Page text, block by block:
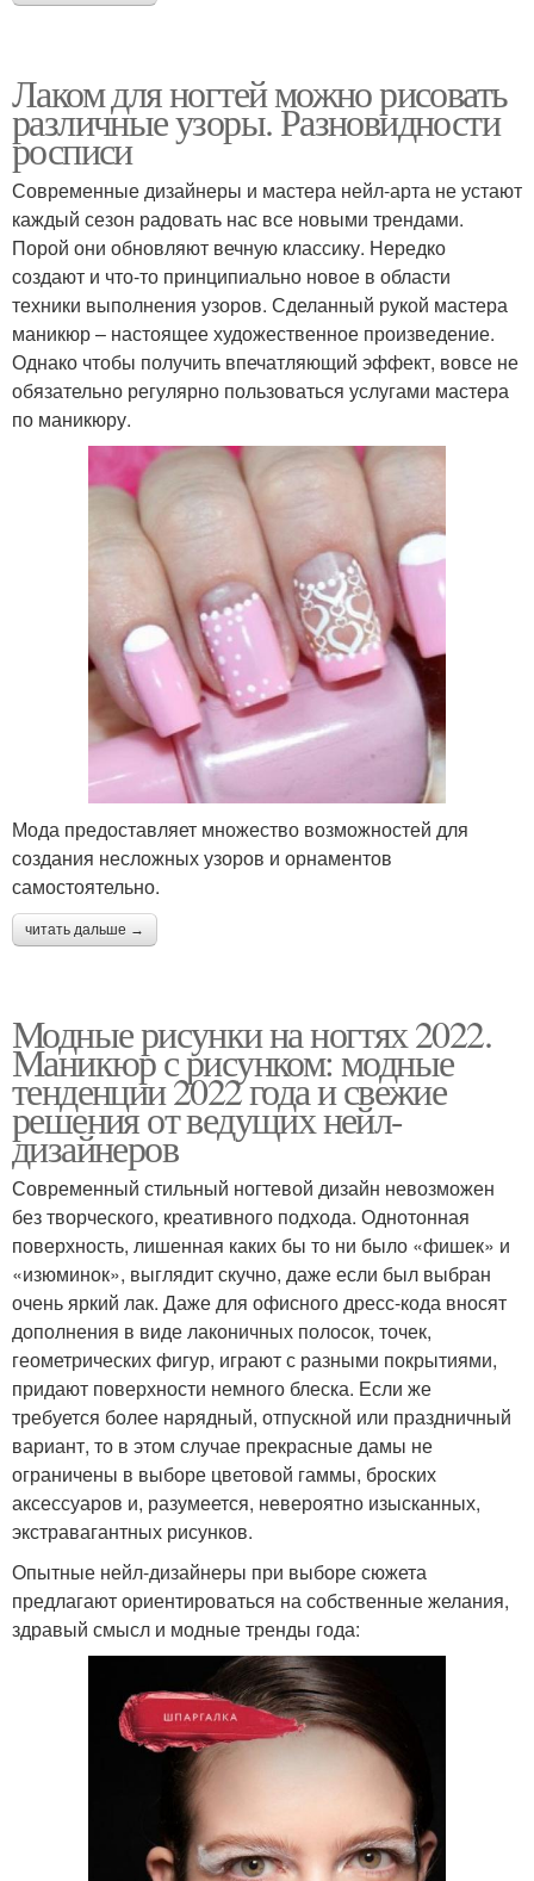
Лаком для ногтей можно рисовать
различные узоры. Разновидности
росписи
Современные дизайнеры и мастера нейл-арта не устают
каждый сезон радовать нас все новыми трендами.
Порой они обновляют вечную классику. Нередко
создают и что-то принципиально новое в области
техники выполнения узоров. Сделанный рукой мастера
маникюр – настоящее художественное произведение.
Однако чтобы получить впечатляющий эффект, вовсе не
обязательно регулярно пользоваться услугами мастера
по маникюру.
Мода предоставляет множество возможностей для
создания несложных узоров и орнаментов
самостоятельно.
читать дальше →
Модные рисунки на ногтях 2022.
Маникюр с рисунком: модные
тенденции 2022 года и свежие
решения от ведущих нейл-
дизайнеров
Современный стильный ногтевой дизайн невозможен
без творческого, креативного подхода. Однотонная
поверхность, лишенная каких бы то ни было «фишек» и
«изюминок», выглядит скучно, даже если был выбран
очень яркий лак. Даже для офисного дресс-кода вносят
дополнения в виде лаконичных полосок, точек,
геометрических фигур, играют с разными покрытиями,
придают поверхности немного блеска. Если же
требуется более нарядный, отпускной или праздничный
вариант, то в этом случае прекрасные дамы не
ограничены в выборе цветовой гаммы, броских
аксессуаров и, разумеется, невероятно изысканных,
экстравагантных рисунков.
Опытные нейл-дизайнеры при выборе сюжета
предлагают ориентироваться на собственные желания,
здравый смысл и модные тренды года: